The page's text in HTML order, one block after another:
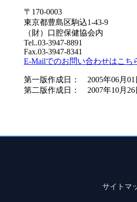
〒170-0003
東京都豊島区駒込1-43-9
（財）口腔保健協会内
Tel..03-3947-8891
Fax.03-3947-8341
E-Mailでのお問い合わせはこち
第一版作成日： 2005年06月01
第二版作成日： 2007年10月26
サイトマ